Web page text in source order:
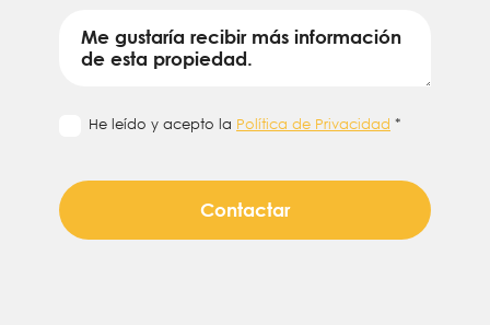
He leído y acepto la Política de Privacidad *
Contactar